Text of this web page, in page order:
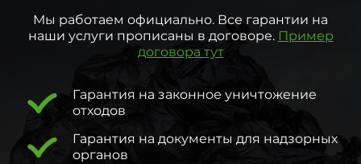
Мы работаем официально. Все гарантии на
наши услуги прописаны в договоре. Пример
договора тут
Гарантия на законное уничтожение
отходов
Гарантия на документы для надзорных
органов